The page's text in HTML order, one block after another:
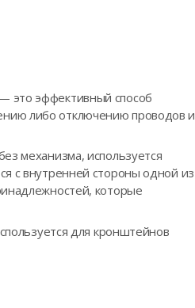
это эффективный способ
либо отключению проводов и
механизма, используется
с внутренней стороны одной из
которые
для кронштейнов